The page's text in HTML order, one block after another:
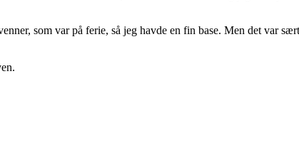
som var på ferie, så jeg havde en fin base. Men det var